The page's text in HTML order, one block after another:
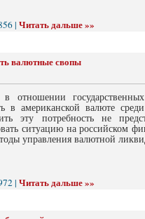
| Читать дальше »»
валютные свопы
в отношении
в американской валюте
эту потребность не
ситуацию на российском
управления валютной
| Читать дальше »»